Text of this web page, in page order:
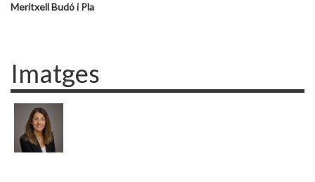
Meritxell Budó i Pla
Imatges